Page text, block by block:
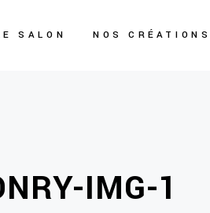
SALON NOS CRÉATIONS
IMG-1